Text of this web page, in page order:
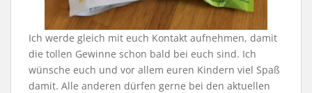
Ich werde gleich mit euch Kontakt aufnehmen, damit
die tollen Gewinne schon bald bei euch sind. Ich
wünsche euch und vor allem euren Kindern viel Spaß
damit. Alle anderen dürfen gerne bei den aktuellen